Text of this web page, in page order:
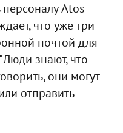
Atos
что уже три
почтой для
знают, что
они могут
отправить